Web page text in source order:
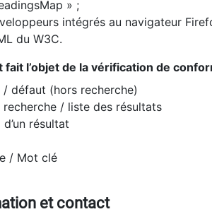
» ;
intégrés au navigateur
du W3C.
fait l’objet de la vérification de
/ défaut (hors recherche)
recherche / liste des résultats
résultat
/ Mot clé
et contact